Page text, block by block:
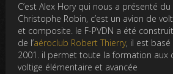
C’est Alex Hory qui nous a présenté
Christophe Robin, c’est un avion de
et composite. le F-PVDN a été
de l’aéroclub Robert Thierry, il est
2001. il permet toute la formation aux
voltige élémentaire et avancée